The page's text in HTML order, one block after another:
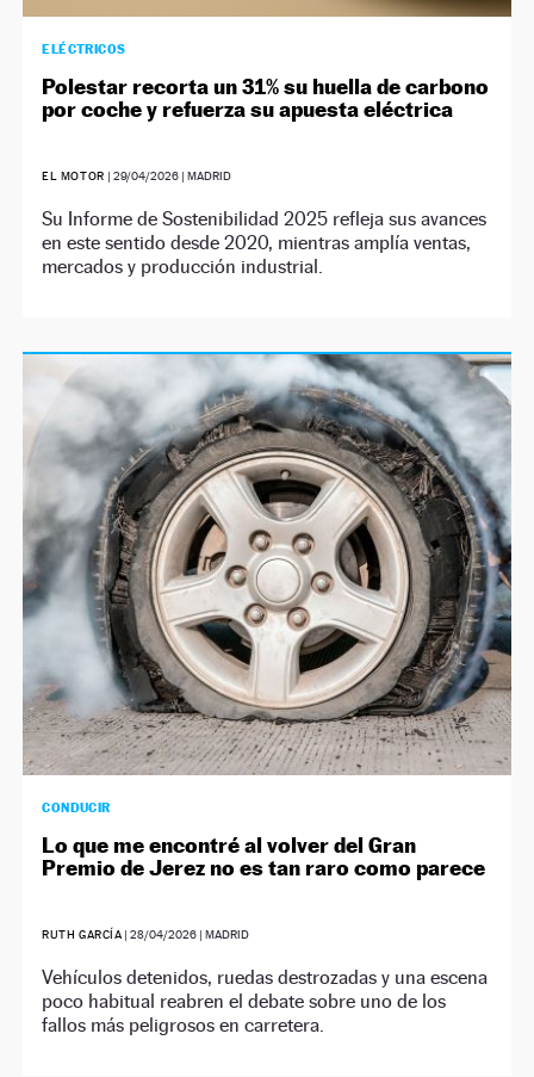
ELÉCTRICOS
Polestar recorta un 31% su huella de carbono
por coche y refuerza su apuesta eléctrica
EL MOTOR | 29/04/2026| MADRID
Su Informe de Sostenibilidad 2025 refleja sus avances
en este sentido desde 2020, mientras amplía ventas,
mercados y producción industrial.
CONDUCIR
Lo que me encontré al volver del Gran
Premio de Jerez no es tan raro como parece
RUTH GARCÍA |28/04/2026 | MADRID
Vehículos detenidos, ruedas destrozadas y una escena
poco habitual reabren el debate sobre uno de los
fallos más peligrosos en carretera.